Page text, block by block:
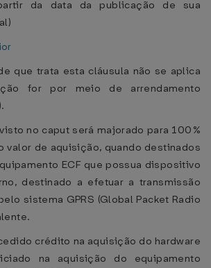
da data da publicação de sua
que trata esta cláusula não se aplica
for por meio de arrendamento
no caput será majorado para 100%
valor de aquisição, quando destinados
ECF que possua dispositivo
destinado a efetuar a transmissão
sistema GPRS (Global Packet Radio
crédito na aquisição do hardware
na aquisição do equipamento